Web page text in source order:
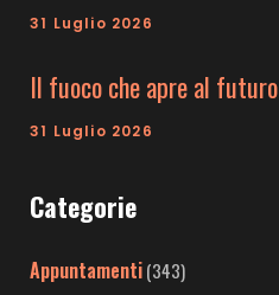
31 Luglio 2026
Il fuoco che apre al futuro
31 Luglio 2026
Categorie
Appuntamenti(343)